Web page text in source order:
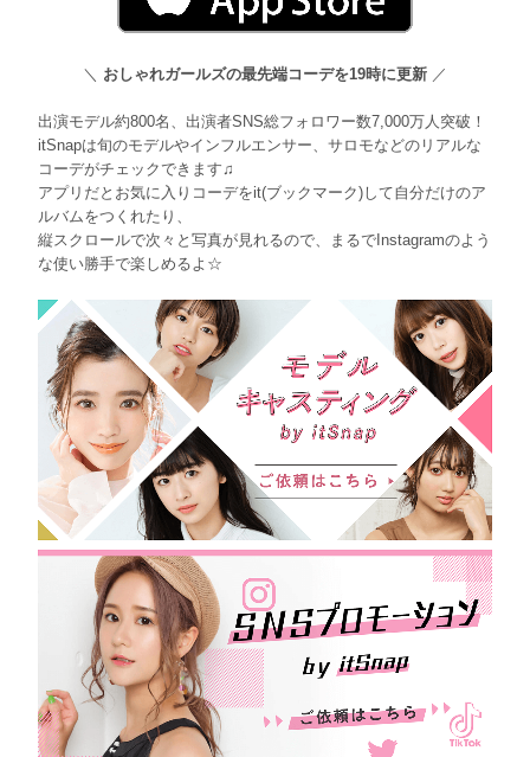
＼ おしゃれガールズの最先端コーデを19時に更新 ／
出演モデル約800名、出演者SNS総フォロワー数7,000万人突破！
itSnapは旬のモデルやインフルエンサー、サロモなどのリアルな
コーデがチェックできます♫
アプリだとお気に入りコーデをit(ブックマーク)して自分だけのア
ルバムをつくれたり、
縦スクロールで次々と写真が見れるので、まるでInstagramのよう
な使い勝手で楽しめるよ☆